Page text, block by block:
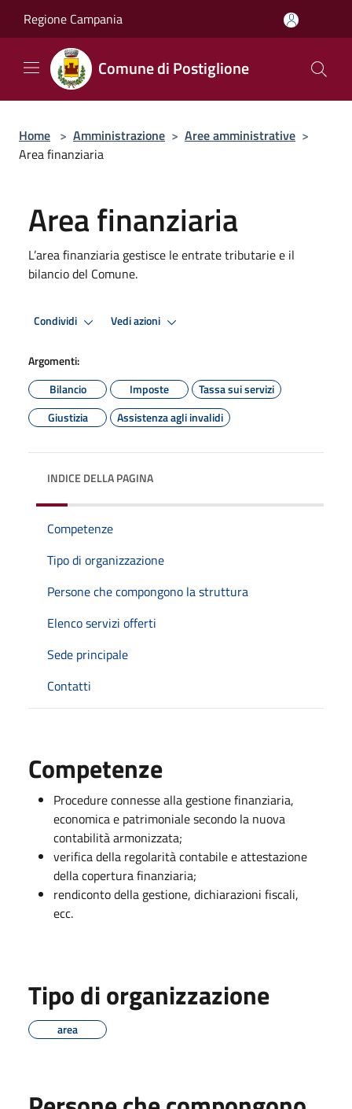
Regione Campania
Comune di Postiglione
Home > Amministrazione > Aree amministrative >
Area finanziaria
Area finanziaria
L’area finanziaria gestisce le entrate tributarie e il
bilancio del Comune.
Condividi Vedi azioni
Argomenti:
Bilancio
Imposte
Tassa sui servizi
Giustizia
Assistenza agli invalidi
INDICE DELLA PAGINA
Competenze
Tipo di organizzazione
Persone che compongono la struttura
Elenco servizi offerti
Sede principale
Contatti
Competenze
Procedure connesse alla gestione finanziaria,
economica e patrimoniale secondo la nuova
contabilità armonizzata;
verifica della regolarità contabile e attestazione
della copertura finanziaria;
rendiconto della gestione, dichiarazioni fiscali,
ecc.
Tipo di organizzazione
area